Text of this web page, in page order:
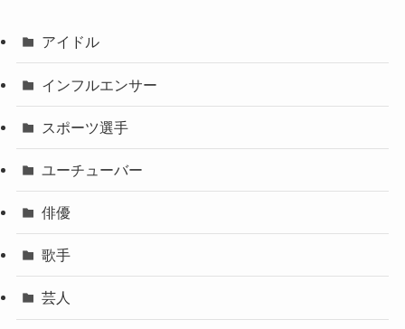
アイドル
インフルエンサー
スポーツ選手
ユーチューバー
俳優
歌手
芸人